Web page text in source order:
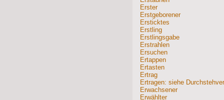
Erster
Erstgeborener
Ersticktes
Erstling
Erstlingsgabe
Erstrahlen
Ersuchen
Ertappen
Ertasten
Ertrag
Ertragen: siehe
Erwachsener
Erwählter